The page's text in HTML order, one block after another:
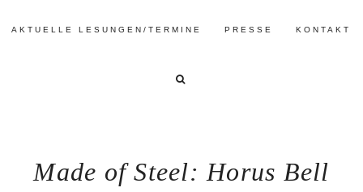
AKTUELLE LESUNGEN/TERMINE PRESSE KONTAKT
Made of Steel: Horus Bell